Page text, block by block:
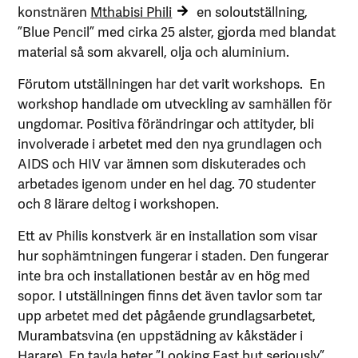
konstnären Mthabisi Phili
en soloutställning,
”Blue Pencil” med cirka 25 alster, gjorda med blandat
material så som akvarell, olja och aluminium.
Förutom utställningen har det varit workshops. En
workshop handlade om utveckling av samhällen för
ungdomar. Positiva förändringar och attityder, bli
involverade i arbetet med den nya grundlagen och
AIDS och HIV var ämnen som diskuterades och
arbetades igenom under en hel dag. 70 studenter
och 8 lärare deltog i workshopen.
Ett av Philis konstverk är en installation som visar
hur sophämtningen fungerar i staden. Den fungerar
inte bra och installationen består av en hög med
sopor. I utställningen finns det även tavlor som tar
upp arbetet med det pågående grundlagsarbetet,
Murambatsvina (en uppstädning av kåkstäder i